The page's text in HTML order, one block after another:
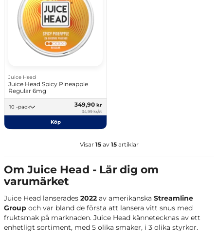
Juice Head
Juice Head Spicy Pineapple
Regular 6mg
10 -pack 349,90 kr
34,99 kr/st
Köp
Visar 15av 15 artiklar
Om Juice Head - Lär dig om
varumärket
Juice Head lanserades 2022 av amerikanska Streamline
Group och var bland de första att lansera vitt snus med
fruktsmak på marknaden. Juice Head kännetecknas av ett
enhetligt sortiment, med 5 olika smaker, i 3 olika styrkor.